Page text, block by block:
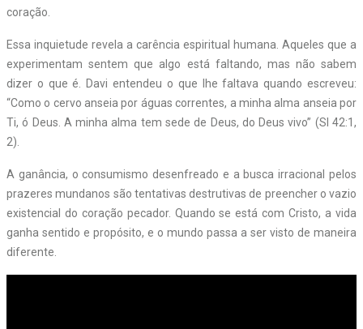
coração.
Essa inquietude revela a carência espiritual humana. Aqueles que a
experimentam sentem que algo está faltando, mas não sabem
dizer o que é. Davi entendeu o que lhe faltava quando escreveu:
“Como o cervo anseia por águas correntes, a minha alma anseia por
Ti, ó Deus. A minha alma tem sede de Deus, do Deus vivo” (Sl 42:1,
2).
A ganância, o consumismo desenfreado e a busca irracional pelos
prazeres mundanos são tentativas destrutivas de preencher o vazio
existencial do coração pecador. Quando se está com Cristo, a vida
ganha sentido e propósito, e o mundo passa a ser visto de maneira
diferente.